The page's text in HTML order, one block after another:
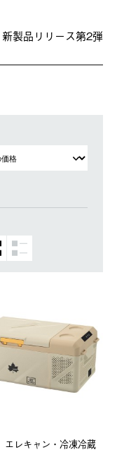
製品リリース第2弾
エレキャン・冷凍冷蔵